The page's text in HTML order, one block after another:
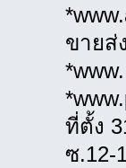
ขายส่
ที่ตั้ง
ซ.12-